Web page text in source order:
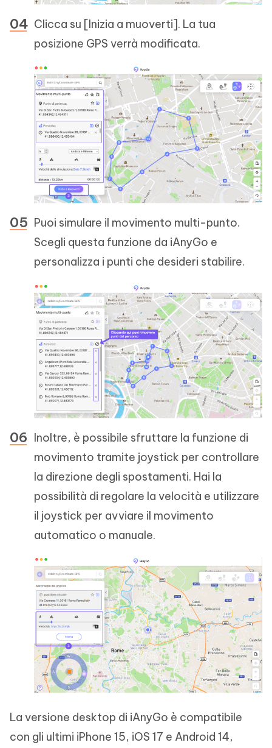
Clicca su [Inizia a muoverti]. La tua
posizione GPS verrà modificata.
Puoi simulare il movimento multi-punto.
Scegli questa funzione da iAnyGo e
personalizza i punti che desideri stabilire.
Inoltre, è possibile sfruttare la funzione di
movimento tramite joystick per controllare
la direzione degli spostamenti. Hai la
possibilità di regolare la velocità e utilizzare
il joystick per avviare il movimento
automatico o manuale.
La versione desktop di iAnyGo è compatibile
con gli ultimi iPhone 15, iOS 17 e Android 14,